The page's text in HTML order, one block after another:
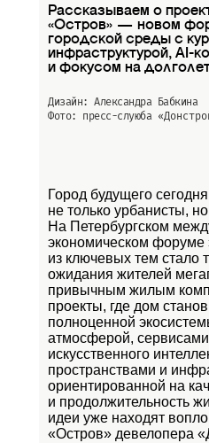
Рассказываем о
«Остров» — новом
городской среды с
инфраструктурой, AI-
и фокусом на
Дизайн: Александра Бабкина
Фото: пресс-слуюба
Город будущего
не только урбанисты,
На Петербургском
экономическом форуме
из ключевых тем стало
ожидания жителей
привычным жилым
проекты, где дом
полноценной
атмосферой,
искусственного
пространствами и
ориентированной на
и продолжительность
идеи уже находят
«Остров» девелопера